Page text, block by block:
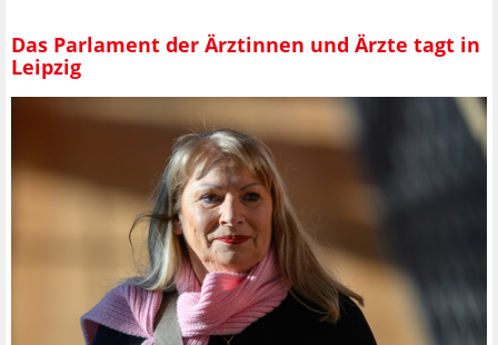
Das Parlament der Ärztinnen und Ärzte tagt in
Leipzig